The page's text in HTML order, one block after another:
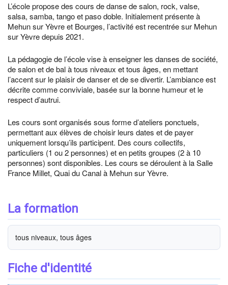
L’école propose des cours de danse de salon, rock, valse,
salsa, samba, tango et paso doble. Initialement présente à
Mehun sur Yèvre et Bourges, l’activité est recentrée sur Mehun
sur Yèvre depuis 2021.
La pédagogie de l’école vise à enseigner les danses de société,
de salon et de bal à tous niveaux et tous âges, en mettant
l’accent sur le plaisir de danser et de se divertir. L’ambiance est
décrite comme conviviale, basée sur la bonne humeur et le
respect d’autrui.
Les cours sont organisés sous forme d’ateliers ponctuels,
permettant aux élèves de choisir leurs dates et de payer
uniquement lorsqu’ils participent. Des cours collectifs,
particuliers (1 ou 2 personnes) et en petits groupes (2 à 10
personnes) sont disponibles. Les cours se déroulent à la Salle
France Millet, Quai du Canal à Mehun sur Yèvre.
La formation
tous niveaux, tous âges
Fiche d'identité